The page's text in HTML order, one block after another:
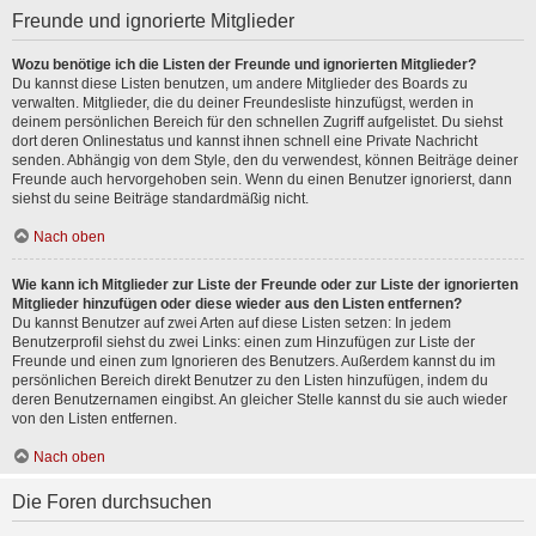
Freunde und ignorierte Mitglieder
Wozu benötige ich die Listen der Freunde und ignorierten Mitglieder?
Du kannst diese Listen benutzen, um andere Mitglieder des Boards zu
verwalten. Mitglieder, die du deiner Freundesliste hinzufügst, werden in
deinem persönlichen Bereich für den schnellen Zugriff aufgelistet. Du siehst
dort deren Onlinestatus und kannst ihnen schnell eine Private Nachricht
senden. Abhängig von dem Style, den du verwendest, können Beiträge deiner
Freunde auch hervorgehoben sein. Wenn du einen Benutzer ignorierst, dann
siehst du seine Beiträge standardmäßig nicht.
Nach oben
Wie kann ich Mitglieder zur Liste der Freunde oder zur Liste der ignorierten
Mitglieder hinzufügen oder diese wieder aus den Listen entfernen?
Du kannst Benutzer auf zwei Arten auf diese Listen setzen: In jedem
Benutzerprofil siehst du zwei Links: einen zum Hinzufügen zur Liste der
Freunde und einen zum Ignorieren des Benutzers. Außerdem kannst du im
persönlichen Bereich direkt Benutzer zu den Listen hinzufügen, indem du
deren Benutzernamen eingibst. An gleicher Stelle kannst du sie auch wieder
von den Listen entfernen.
Nach oben
Die Foren durchsuchen